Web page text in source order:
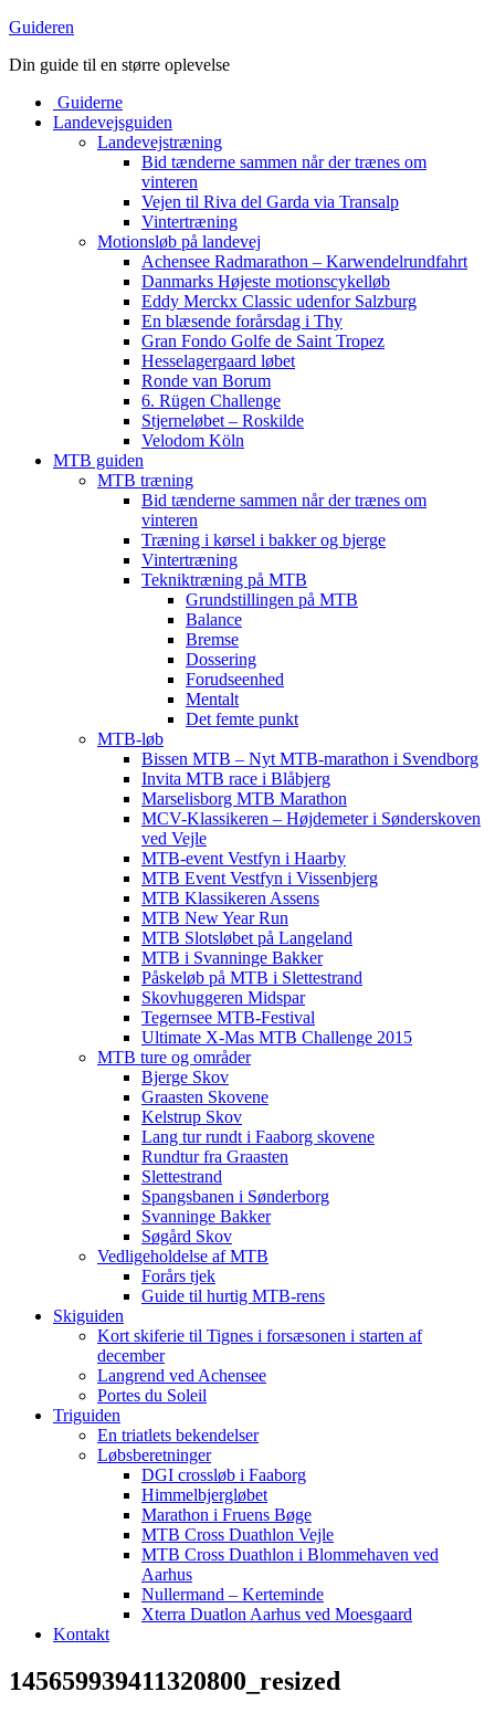
Guideren
Din guide til en større oplevelse
Guiderne
Landevejsguiden
Landevejstræning
Bid tænderne sammen når der trænes om
vinteren
Vejen til Riva del Garda via Transalp
Vintertræning
Motionsløb på landevej
Achensee Radmarathon – Karwendelrundfahrt
Danmarks Højeste motionscykelløb
Eddy Merckx Classic udenfor Salzburg
En blæsende forårsdag i Thy
Gran Fondo Golfe de Saint Tropez
Hesselagergaard løbet
Ronde van Borum
6. Rügen Challenge
Stjerneløbet – Roskilde
Velodom Köln
MTB guiden
MTB træning
Bid tænderne sammen når der trænes om
vinteren
Træning i kørsel i bakker og bjerge
Vintertræning
Tekniktræning på MTB
Grundstillingen på MTB
Balance
Bremse
Dossering
Forudseenhed
Mentalt
Det femte punkt
MTB-løb
Bissen MTB – Nyt MTB-marathon i Svendborg
Invita MTB race i Blåbjerg
Marselisborg MTB Marathon
MCV-Klassikeren – Højdemeter i Sønderskoven
ved Vejle
MTB-event Vestfyn i Haarby
MTB Event Vestfyn i Vissenbjerg
MTB Klassikeren Assens
MTB New Year Run
MTB Slotsløbet på Langeland
MTB i Svanninge Bakker
Påskeløb på MTB i Slettestrand
Skovhuggeren Midspar
Tegernsee MTB-Festival
Ultimate X-Mas MTB Challenge 2015
MTB ture og områder
Bjerge Skov
Graasten Skovene
Kelstrup Skov
Lang tur rundt i Faaborg skovene
Rundtur fra Graasten
Slettestrand
Spangsbanen i Sønderborg
Svanninge Bakker
Søgård Skov
Vedligeholdelse af MTB
Forårs tjek
Guide til hurtig MTB-rens
Skiguiden
Kort skiferie til Tignes i forsæsonen i starten af
december
Langrend ved Achensee
Portes du Soleil
Triguiden
En triatlets bekendelser
Løbsberetninger
DGI crossløb i Faaborg
Himmelbjergløbet
Marathon i Fruens Bøge
MTB Cross Duathlon Vejle
MTB Cross Duathlon i Blommehaven ved
Aarhus
Nullermand – Kerteminde
Xterra Duatlon Aarhus ved Moesgaard
Kontakt
145659939411320800_resized